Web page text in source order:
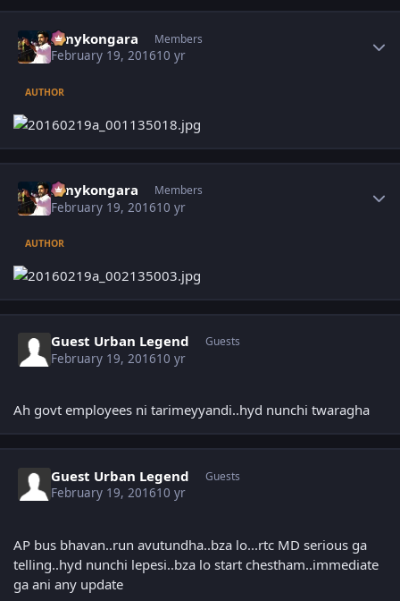
sonykongara Members
February 19, 201610 yr
AUTHOR
sonykongara Members
February 19, 201610 yr
AUTHOR
Guest Urban Legend Guests
February 19, 201610 yr
Ah govt employees ni tarimeyyandi..hyd nunchi twaragha
Guest Urban Legend Guests
February 19, 201610 yr
AP bus bhavan..run avutundha..bza lo...rtc MD serious ga
telling..hyd nunchi lepesi..bza lo start chestham..immediate
ga ani any update